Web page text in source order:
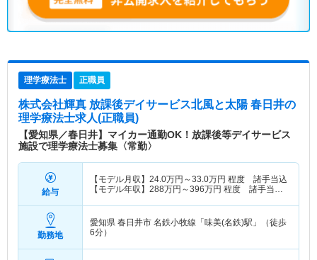
理学療法士 正職員
株式会社輝真 放課後デイサービス北風と太陽 春日井の
理学療法士求人(正職員)
【愛知県／春日井】マイカー通勤OK！放課後等デイサービス
施設で理学療法士募集〈常勤〉
給与
【モデル月収】 24.0万円～33.0万円 程度 諸手当込
【モデル年収】 288万円～396万円 程度 諸手当
勤務地
愛知県 春日井市 名鉄小牧線「味美(名鉄)駅」（徒歩
6分）